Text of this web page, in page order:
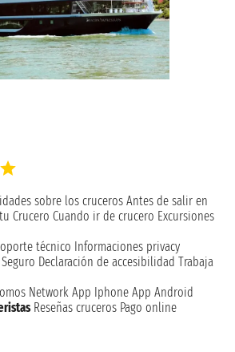
sobre los cruceros Antes de salir en
Crucero Cuando ir de crucero Excursiones
técnico Informaciones privacy
Seguro Declaración de accesibilidad Trabaja
Network App Iphone App Android
Reseñas cruceros Pago online